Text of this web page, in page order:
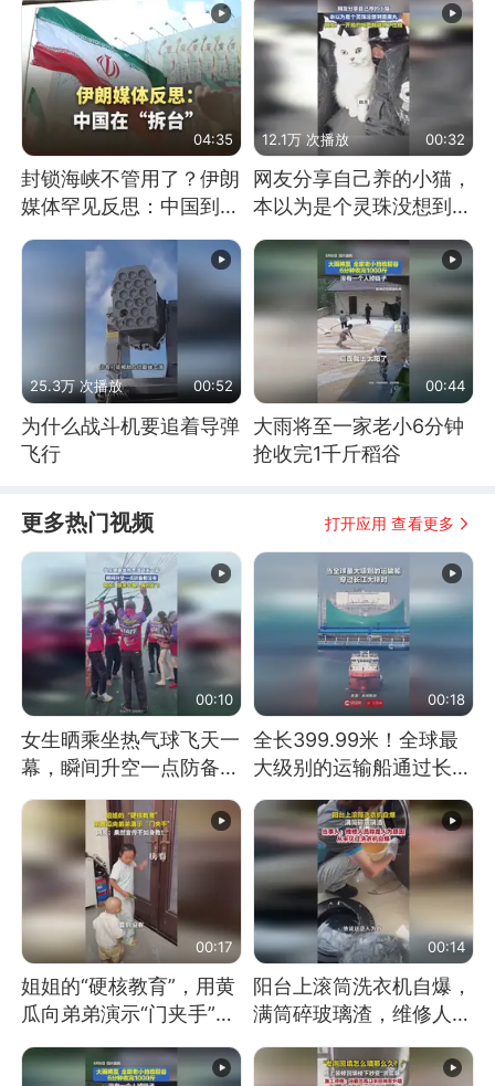
04:35
封锁海峡不管用了？伊朗
媒体罕见反思：中国到底
12.1万 次播放 00:32
网友分享自己养的小猫，
本以为是个灵珠没想到是
25.3万 次播放 00:52
为什么战斗机要追着导弹
飞行
00:44
大雨将至一家老小6分钟
抢收完1千斤稻谷
更多热门视频 打开应用 查看更多
00:10
女生晒乘坐热气球飞天一
幕，瞬间升空一点防备都
没有
00:18
全长399.99米！全球最
大级别的运输船通过长江
大桥这一幕，太震撼了！
00:17
姐姐的“硬核教育”，用黄
瓜向弟弟演示“门夹手”，
网友：果然言传不如身
教！
00:14
阳台上滚筒洗衣机自爆，
满筒碎玻璃渣，维修人员
称是人为原因，从未见过
洗衣机自爆